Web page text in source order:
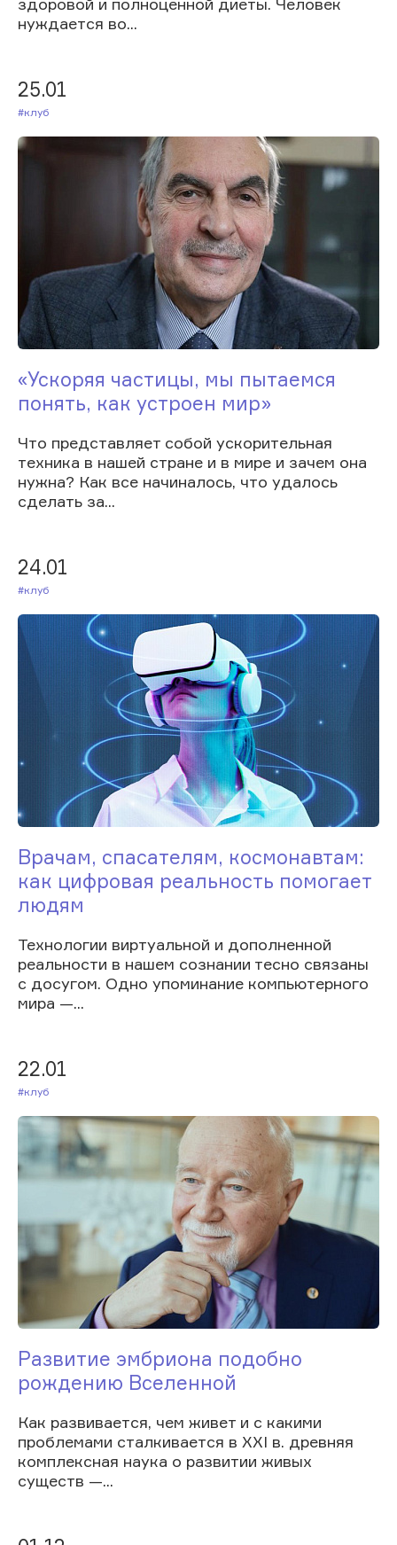
нуждается во...
25.01
#Клуб
«Ускоряя частицы, мы пытаемся
понять, как устроен мир»
Что представляет собой ускорительная
техника в нашей стране и в мире и зачем она
нужна? Как все начиналось, что удалось
сделать за...
24.01
#Клуб
Врачам, спасателям, космонавтам:
как цифровая реальность помогает
людям
Технологии виртуальной и дополненной
реальности в нашем сознании тесно связаны
с досугом. Одно упоминание компьютерного
мира —...
22.01
#Клуб
Развитие эмбриона подобно
рождению Вселенной
Как развивается, чем живет и с какими
проблемами сталкивается в XXI в. древняя
комплексная наука о развитии живых
существ —...